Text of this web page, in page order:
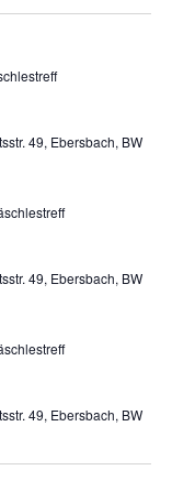
49, Ebersbach, BW
49, Ebersbach, BW
49, Ebersbach, BW